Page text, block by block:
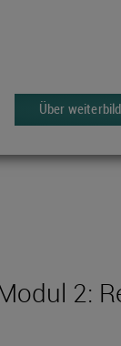
Über
2: